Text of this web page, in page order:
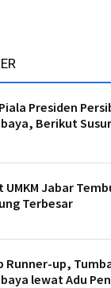
Presiden
Berikut
UMKM Jabar
Terbesar
Runner-up,
lewat Adu